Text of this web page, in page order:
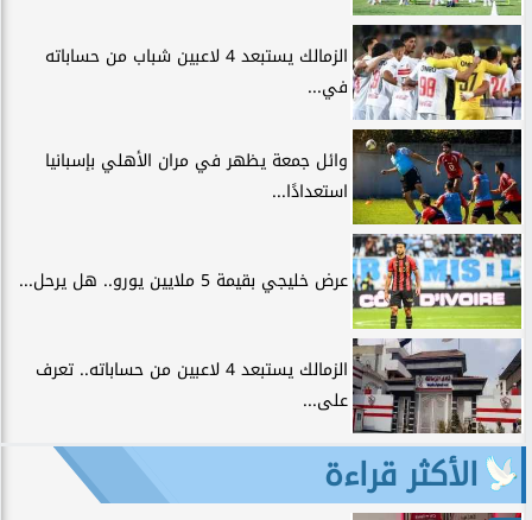
الزمالك يستبعد 4 لاعبين شباب من حساباته
في...
وائل جمعة يظهر في مران الأهلي بإسبانيا
استعدادًا...
عرض خليجي بقيمة 5 ملايين يورو.. هل يرحل...
الزمالك يستبعد 4 لاعبين من حساباته.. تعرف
على...
الأكثر قراءة